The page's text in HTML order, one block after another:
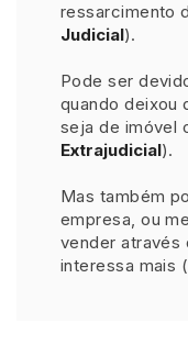
ressarcimento
Judicial).
Pode ser
quando deixou
seja de imóvel
Extrajudicial).
Mas também
empresa, ou
vender através
interessa mais (